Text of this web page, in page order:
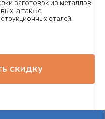
заготовок из металлов:
а также
сталей.
скидку